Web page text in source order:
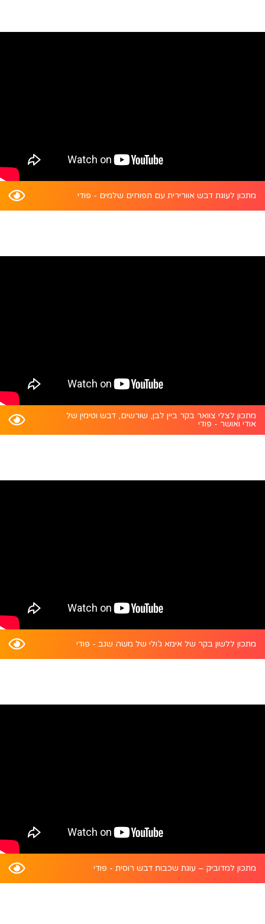
מתכון לעוגת דבש אוורירית עם תפוחים שלמים - פודי
מתכון לצלי צוואר בקר ביין לבן, שורשים, דבש וטימין של
אודי ואושר - פודי
מתכון ללשון בקר של אימא ג’ולי של משה שגב - פודי
מתכון למדוביק – עוגת שכבות דבש רוסית - פודי